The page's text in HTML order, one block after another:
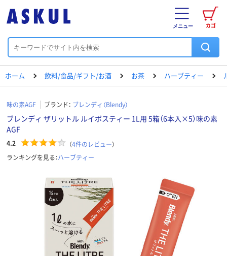
カゴ
メニュー
ホーム 飲料/食品/ギフト/お酒 お茶 ハーブティー
味の素AGF ブランド： ブレンディ（Blendy）
ブレンディ ザリットル ルイボスティー 1L用 5箱（6本入×5）味の素
AGF
4.2 （4件のレビュー）
ランキングを見る：ハーブティー